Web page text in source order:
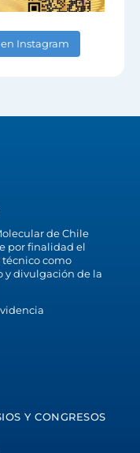
Instagram
de Chile
por finalidad el
como
y divulgación de la
Y CONGRESOS